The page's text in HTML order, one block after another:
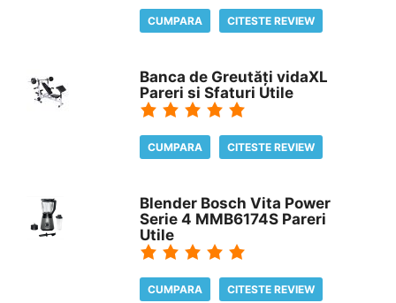
CUMPARA CITESTE REVIEW
Banca de Greutăți vidaXL
Pareri si Sfaturi Utile
CUMPARA CITESTE REVIEW
Blender Bosch Vita Power
Serie 4 MMB6174S Pareri
Utile
CUMPARA CITESTE REVIEW